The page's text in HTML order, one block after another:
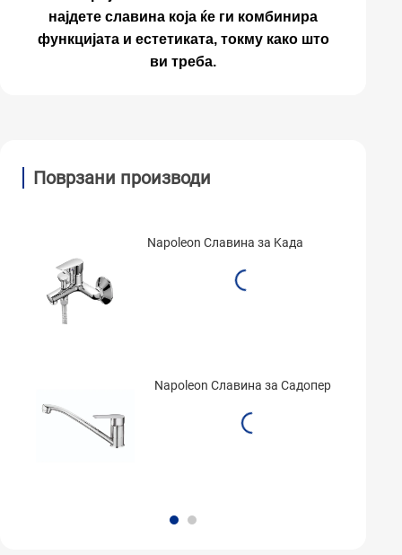
најдете славина која ќе ги комбинира
функцијата и естетиката, токму како што
ви треба.
Поврзани производи
Napoleon Славина за Kада
Napoleon Славина за Садопер